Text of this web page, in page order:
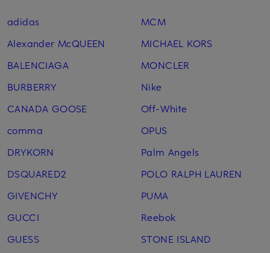
adidas
Alexander McQUEEN
BALENCIAGA
BURBERRY
CANADA GOOSE
comma
DRYKORN
DSQUARED2
GIVENCHY
GUCCI
GUESS
MCM
MICHAEL KORS
MONCLER
Nike
Off-White
OPUS
Palm Angels
POLO RALPH LAUREN
PUMA
Reebok
STONE ISLAND